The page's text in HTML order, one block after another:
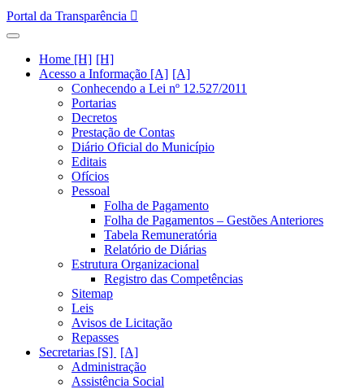
Portal da Transparência
Home [H]
Acesso a Informação [A]
Conhecendo a Lei nº 12.527/2011
Portarias
Decretos
Prestação de Contas
Diário Oficial do Município
Editais
Ofícios
Pessoal
Folha de Pagamento
Folha de Pagamentos – Gestões Anteriores
Tabela Remuneratória
Relatório de Diárias
Estrutura Organizacional
Registro das Competências
Sitemap
Leis
Avisos de Licitação
Repasses
Secretarias [S]
Administração
Assistência Social